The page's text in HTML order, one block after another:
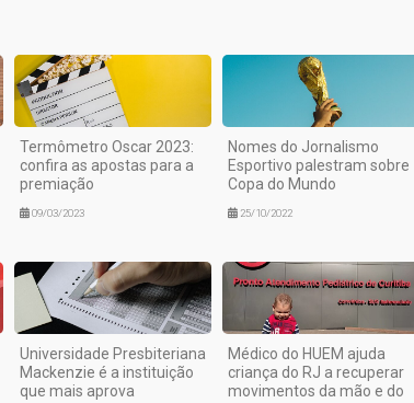
Termômetro Oscar 2023:
confira as apostas para a
premiação
09/03/2023
Nomes do Jornalismo
Esportivo palestram sobre
Copa do Mundo
25/10/2022
Universidade Presbiteriana
Mackenzie é a instituição
que mais aprova
Médico do HUEM ajuda
criança do RJ a recuperar
movimentos da mão e do